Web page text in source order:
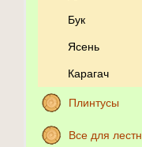
Бук
Ясень
Карагач
Плинтусы
Все для